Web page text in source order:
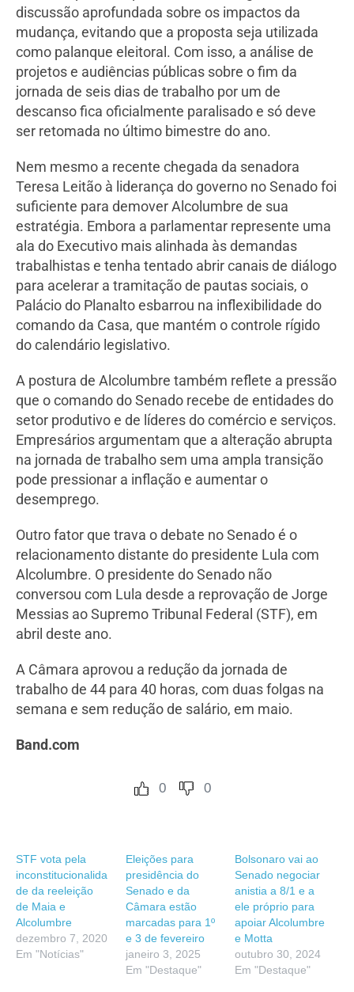
discussão aprofundada sobre os impactos da
mudança, evitando que a proposta seja utilizada
como palanque eleitoral. Com isso, a análise de
projetos e audiências públicas sobre o fim da
jornada de seis dias de trabalho por um de
descanso fica oficialmente paralisado e só deve
ser retomada no último bimestre do ano.
Nem mesmo a recente chegada da senadora
Teresa Leitão à liderança do governo no Senado foi
suficiente para demover Alcolumbre de sua
estratégia. Embora a parlamentar represente uma
ala do Executivo mais alinhada às demandas
trabalhistas e tenha tentado abrir canais de diálogo
para acelerar a tramitação de pautas sociais, o
Palácio do Planalto esbarrou na inflexibilidade do
comando da Casa, que mantém o controle rígido
do calendário legislativo.
A postura de Alcolumbre também reflete a pressão
que o comando do Senado recebe de entidades do
setor produtivo e de líderes do comércio e serviços.
Empresários argumentam que a alteração abrupta
na jornada de trabalho sem uma ampla transição
pode pressionar a inflação e aumentar o
desemprego.
Outro fator que trava o debate no Senado é o
relacionamento distante do presidente Lula com
Alcolumbre. O presidente do Senado não
conversou com Lula desde a reprovação de Jorge
Messias ao Supremo Tribunal Federal (STF), em
abril deste ano.
A Câmara aprovou a redução da jornada de
trabalho de 44 para 40 horas, com duas folgas na
semana e sem redução de salário, em maio.
Band.com
0 0
STF vota pela
inconstitucionalida
de da reeleição
de Maia e
Alcolumbre
dezembro 7, 2020
Em "Notícias"
Eleições para
presidência do
Senado e da
Câmara estão
marcadas para 1º
e 3 de fevereiro
janeiro 3, 2025
Em "Destaque"
Bolsonaro vai ao
Senado negociar
anistia a 8/1 e a
ele próprio para
apoiar Alcolumbre
e Motta
outubro 30, 2024
Em "Destaque"